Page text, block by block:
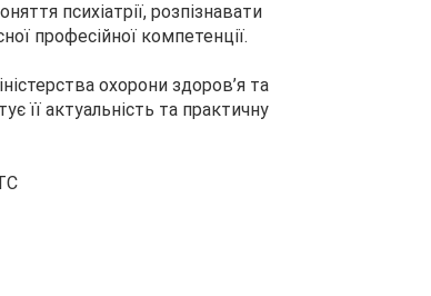
психіатрії, розпізнавати
професійної компетенції.
охорони здоров’я та
її актуальність та практичну